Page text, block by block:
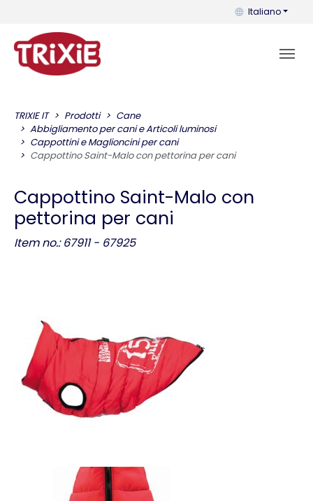
Puoi cambiare
Italiano
TRIXIE IT Prodotti
Cane
Abbigliamento per cani e Articoli luminosi
Cappottini e Maglioncini per cani
Cappottino Saint-Malo con pettorina per cani
Cappottino Saint-Malo con
pettorina per cani
Item no.: 67911 - 67925